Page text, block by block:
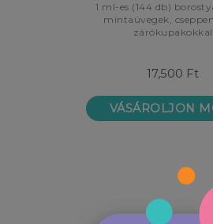
1 ml-es (144 db)
mintaüvegek,
zárókupakokkal
17,500 Ft
VÁSÁROLJON